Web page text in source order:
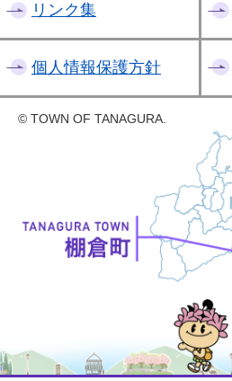
リンク集
個人情報保護方針
© TOWN OF TANAGURA.